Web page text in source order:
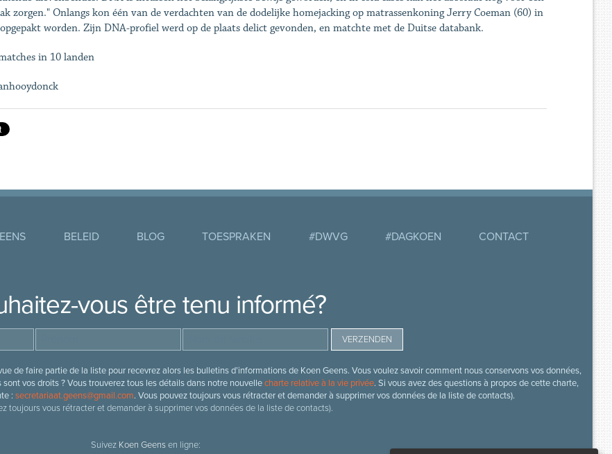
zorgen." Onlangs kon één van de verdachten van de dodelijke homejacking op matrassenkoning Jerry Coeman (60) in
worden. Zijn DNA-profiel werd op de plaats delict gevonden, en matchte met de Duitse databank.
in 10 landen
BELEID BLOG TOESPRAKEN #DWVG #DAGKOEN CONTACT
vous être tenu informé?
de faire partie de la liste pour recevrez alors les bulletins d’informations de Koen Geens. Vous voulez savoir comment nous conservons vos données,
vos droits ? Vous trouverez tous les détails dans notre nouvellecharte relative à la vie privée. Si vous avez des questions à propos de cette charte,
: secretariaat.geens@gmail.com. Vous pouvez toujours vous rétracter et demander à supprimer vos données de la liste de contacts).
toujours vous rétracter et demander à supprimer vos données de la liste de contacts).
Suivez Koen Geensen ligne: